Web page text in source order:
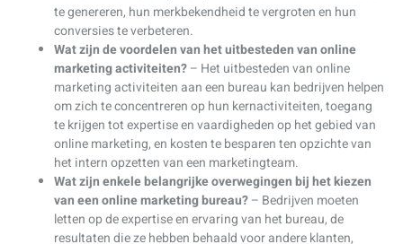
te genereren, hun merkbekendheid te vergroten en hun
conversies te verbeteren.
Wat zijn de voordelen van het uitbesteden van online
marketing activiteiten?– Het uitbesteden van online
marketing activiteiten aan een bureau kan bedrijven helpen
om zich te concentreren op hun kernactiviteiten, toegang
te krijgen tot expertise en vaardigheden op het gebied van
online marketing, en kosten te besparen ten opzichte van
het intern opzetten van een marketingteam.
Wat zijn enkele belangrijke overwegingen bij het kiezen
van een online marketing bureau?– Bedrijven moeten
letten op de expertise en ervaring van het bureau, de
resultaten die ze hebben behaald voor andere klanten,